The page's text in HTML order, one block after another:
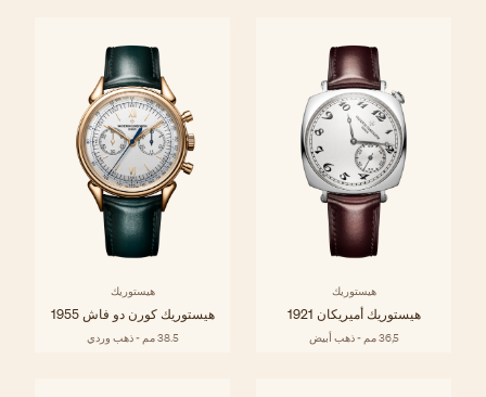
هيستوريك
هيستوريك أميريكان 1921
36,5 مم - ذهب أبيض
هيستوريك
هيستوريك كورن دو فاش 1955
38.5 مم - ذهب وردي